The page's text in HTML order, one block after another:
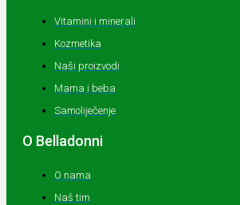
Vitamini i minerali
Kozmetika
Naši proizvodi
Mama i beba
Samoliječenje
O Belladonni
O nama
Naš tim